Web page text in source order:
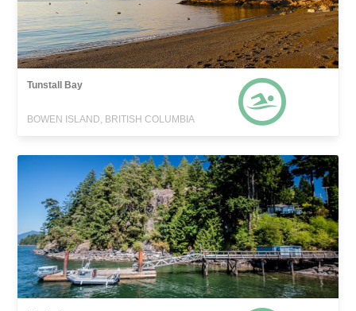
Tunstall Bay
BOWEN ISLAND, BRITISH COLUMBIA